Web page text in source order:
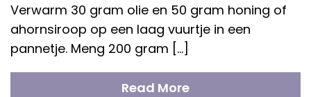
Verwarm 30 gram olie en 50 gram honing of
ahornsiroop op een laag vuurtje in een
pannetje. Meng 200 gram […]
Read More